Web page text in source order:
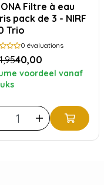
à eau
pack de 3 - NIRF
Trio
0 évaluations
40,00
voordeel vanaf